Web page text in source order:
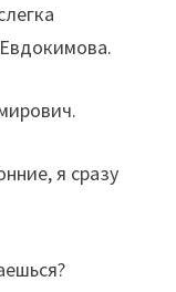
я сразу